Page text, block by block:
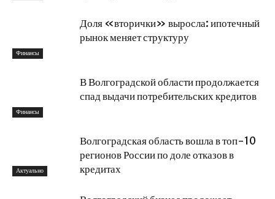
Финансы
Доля «вторички» выросла: ипотечный
рынок меняет структуру
Финансы
В Волгоградской области продолжается
спад выдачи потребительских кредитов
Актуально
Волгоградская область вошла в топ-10
регионов России по доле отказов в
кредитах